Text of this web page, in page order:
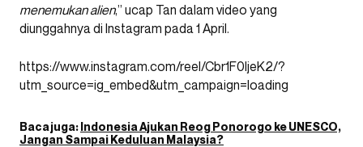
menemukan alien,” ucap Tan dalam video yang
diunggahnya di Instagram pada 1 April.
https://www.instagram.com/reel/Cbr1F0ljeK2/?
utm_source=ig_embed&utm_campaign=loading
Baca juga:Indonesia Ajukan Reog Ponorogo ke UNESCO,
Jangan Sampai Keduluan Malaysia?